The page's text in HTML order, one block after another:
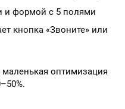
и формой с 5 полями
кнопка «Звоните» или
оптимизация